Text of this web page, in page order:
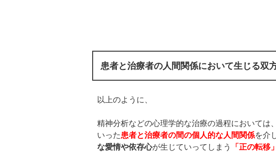
患者と治療者の人間関係において生じる双
以上のように、
精神分析などの心理学的な治療の過程においては
いった患者と治療者の間の個人的な人間関係を介
な愛情や依存心が生じていってしまう 「正の転移」